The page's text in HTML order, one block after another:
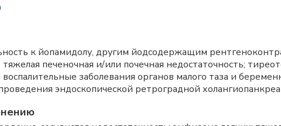
к йопамидолу, другим йодсодержащим
печеночная и/или почечная недостаточность;
заболевания органов малого таза и
эндоскопической ретроградной